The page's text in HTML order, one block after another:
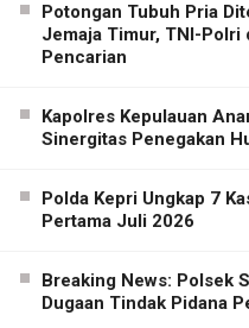
Potongan Tubuh Pria
Jemaja Timur, TNI-Polri
Pencarian
Kapolres Kepulauan
Sinergitas Penegakan
Polda Kepri Ungkap 7
Pertama Juli 2026
Breaking News: Polsek
Dugaan Tindak Pidana